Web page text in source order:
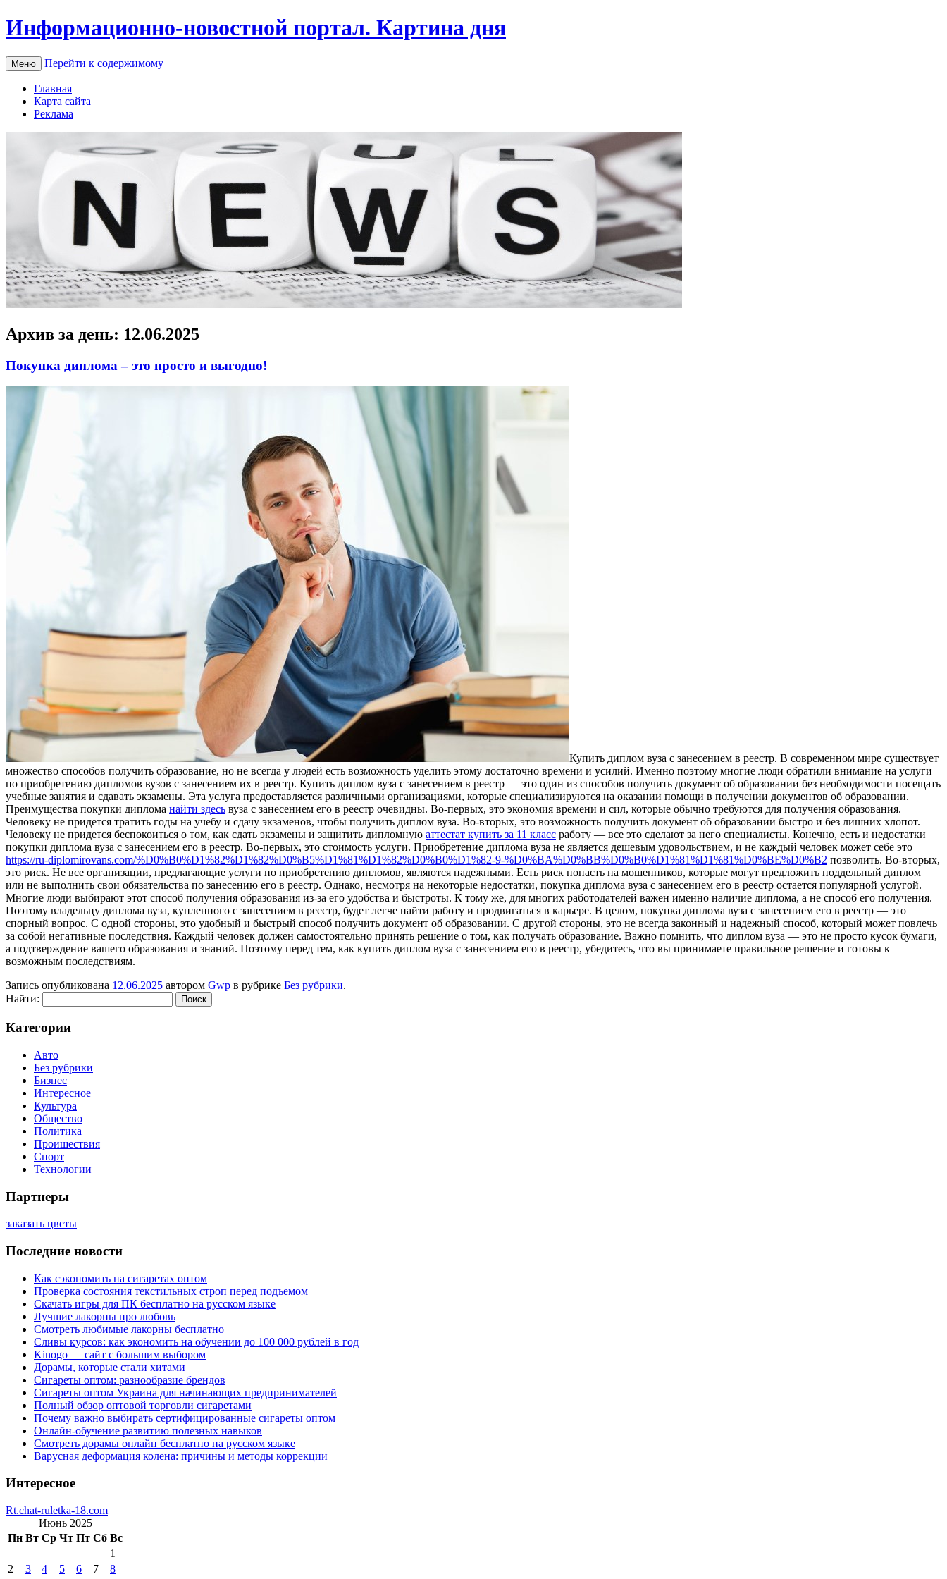
Информационно-новостной портал. Картина дня
Меню Перейти к содержимому
Главная
Карта сайта
Реклама
Архив за день: 12.06.2025
Покупка диплома – это просто и выгодно!
Купить диплoм вузa с зaнeсeниeм в рeeстр. В современном мире существует
множество способов получить образование, но не всегда у людей есть возможность уделить этому достаточно времени и усилий. Именно поэтому многие люди обратили внимание на услуги
по приобретению дипломов вузов с занесением их в реестр. Купить диплом вуза с занесением в реестр — это один из способов получить документ об образовании без необходимости посещать
учебные занятия и сдавать экзамены. Эта услуга предоставляется различными организациями, которые специализируются на оказании помощи в получении документов об образовании.
Преимущества покупки диплома найти здесь вуза с занесением его в реестр очевидны. Во-первых, это экономия времени и сил, которые обычно требуются для получения образования.
Человеку не придется тратить годы на учебу и сдачу экзаменов, чтобы получить диплом вуза. Во-вторых, это возможность получить документ об образовании быстро и без лишних хлопот.
Человеку не придется беспокоиться о том, как сдать экзамены и защитить дипломную аттестат купить за 11 класс работу — все это сделают за него специалисты. Конечно, есть и недостатки
покупки диплома вуза с занесением его в реестр. Во-первых, это стоимость услуги. Приобретение диплома вуза не является дешевым удовольствием, и не каждый человек может себе это
https://ru-diplomirovans.com/%D0%B0%D1%82%D1%82%D0%B5%D1%81%D1%82%D0%B0%D1%82-9-%D0%BA%D0%BB%D0%B0%D1%81%D1%81%D0%BE%D0%B2 позволить. Во-вторых,
это риск. Не все организации, предлагающие услуги по приобретению дипломов, являются надежными. Есть риск попасть на мошенников, которые могут предложить поддельный диплом
или не выполнить свои обязательства по занесению его в реестр. Однако, несмотря на некоторые недостатки, покупка диплома вуза с занесением его в реестр остается популярной услугой.
Многие люди выбирают этот способ получения образования из-за его удобства и быстроты. К тому же, для многих работодателей важен именно наличие диплома, а не способ его получения.
Поэтому владельцу диплома вуза, купленного с занесением в реестр, будет легче найти работу и продвигаться в карьере. В целом, покупка диплома вуза с занесением его в реестр — это
спорный вопрос. С одной стороны, это удобный и быстрый способ получить документ об образовании. С другой стороны, это не всегда законный и надежный способ, который может повлечь
за собой негативные последствия. Каждый человек должен самостоятельно принять решение о том, как получать образование. Важно помнить, что диплом вуза — это не просто кусок бумаги,
а подтверждение вашего образования и знаний. Поэтому перед тем, как купить диплом вуза с занесением его в реестр, убедитесь, что вы принимаете правильное решение и готовы к
возможным последствиям.
Запись опубликована 12.06.2025 автором Gwp в рубрике Без рубрики.
Найти:
Категории
Авто
Без рубрики
Бизнес
Интересное
Культура
Общество
Политика
Проишествия
Спорт
Технологии
Партнеры
заказать цветы
Последние новости
Как сэкономить на сигаретах оптом
Проверка состояния текстильных строп перед подъемом
Скачать игры для ПК бесплатно на русском языке
Лучшие лакорны про любовь
Смотреть любимые лакорны бесплатно
Сливы курсов: как экономить на обучении до 100 000 рублей в год
Kinogo — сайт с большим выбором
Дорамы, которые стали хитами
Сигареты оптом: разнообразие брендов
Сигареты оптом Украина для начинающих предпринимателей
Полный обзор оптовой торговли сигаретами
Почему важно выбирать сертифицированные сигареты оптом
Онлайн-обучение развитию полезных навыков
Смотреть дорамы онлайн бесплатно на русском языке
Варусная деформация колена: причины и методы коррекции
Интересное
Rt.chat-ruletka-18.com
Июнь 2025
Пн Вт Ср Чт Пт Сб Вс
1
2
3 4 5 6 7
8